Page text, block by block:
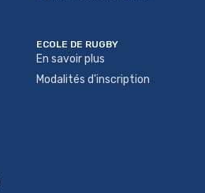
ECOLE DE RUGBY
En savoir plus
Modalités d'inscription